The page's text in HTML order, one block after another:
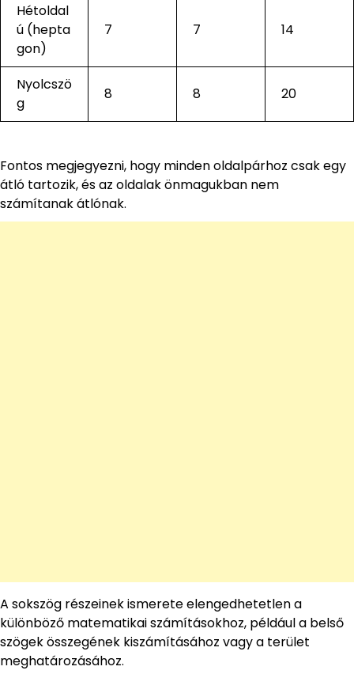
Hétoldal
ú (hepta
gon)
7 7 14
Nyolcszö
g
8 8 20
Fontos megjegyezni, hogy minden oldalpárhoz csak egy
átló tartozik, és az oldalak önmagukban nem
számítanak átlónak.
A sokszög részeinek ismerete elengedhetetlen a
különböző matematikai számításokhoz, például a belső
szögek összegének kiszámításához vagy a terület
meghatározásához.